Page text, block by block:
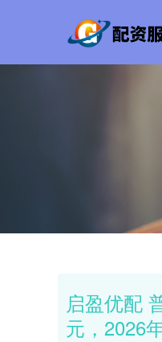
启盈优配
元，2026